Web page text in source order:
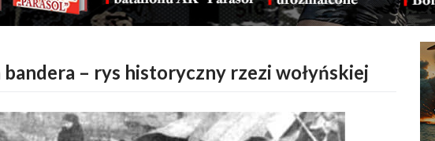
– rys historyczny rzezi wołyńskiej